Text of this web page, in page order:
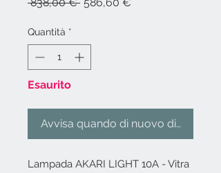
838,00 € 586,60 €
Quantità *
Esaurito
Avvisa quando di nuovo disponibile
Lampada AKARI LIGHT 10A - Vitra